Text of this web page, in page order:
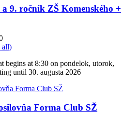
9. ročník ZŠ Komenského +
all)
begins at 8:30 on pondelok, utorok,
until 30. augusta 2026
Forma Club SŽ